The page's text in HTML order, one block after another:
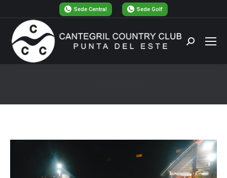
Sede Central Sede Golf
Buscar: